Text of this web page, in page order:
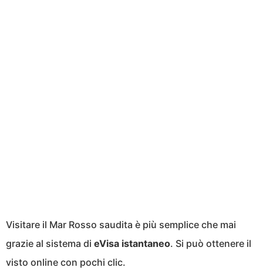
Visitare il Mar Rosso saudita è più semplice che mai
grazie al sistema di eVisa istantaneo. Si può ottenere il
visto online con pochi clic.